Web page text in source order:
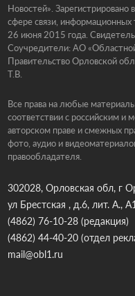
Новостей».
сфере связи,
26 июня 2015 года.
Соучредители: АО
Правительство Орловской
Т.В.
Все права на любые
соответствии с российским
авторском праве и смежных
фото, аудио и
правообладателя.
302028, Орловская обл, г
ул Брестская , д.6, лит. А.,
(4862) 76-10-28(редакция)
(4862) 44-40-20(отдел
mail@obl1.ru